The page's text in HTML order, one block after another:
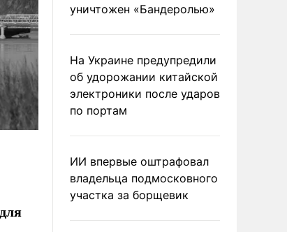
уничтожен «Бандеролью»
На Украине предупредили
об удорожании китайской
электроники после ударов
по портам
ИИ впервые оштрафовал
владельца подмосковного
участка за борщевик